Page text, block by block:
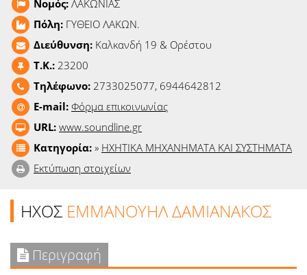
Ειδήσεις
Παιχνίδια
Ραδιόφωνο
Ταινίες
Νομός: ΛΑΚΩΝΙΑΣ
Πόλη: ΓΥΘΕΙΟ ΛΑΚΩΝ.
Διεύθυνση: Καλκανδή 19 & Ορέστου
T.K.: 23200
Τηλέφωνο: 2733025077, 6944642812
E-mail: Φόρμα επικοινωνίας
URL: www.soundline.gr
Κατηγορία: » ΗΧΗΤΙΚΑ ΜΗΧΑΝΗΜΑΤΑ ΚΑΙ ΣΥΣΤΗΜΑΤΑ
Εκτύπωση στοιχείων
ΗΧΟΣ ΕΜΜΑΝΟΥΗΛ ΔΑΜΙΑΝΑΚΟΣ
Περιγραφή